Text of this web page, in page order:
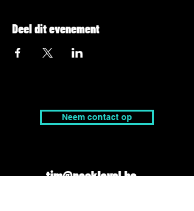
Deel dit evenement
Neem contact op
tim@peaklevel.be